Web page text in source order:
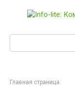
Главная страница